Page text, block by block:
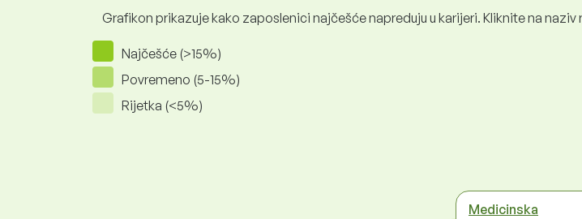
Grafikon prikazuje kako zaposlenici najčešće napreduju u karijeri. Kliknite na
Najčešće (>15%)
Povremeno (5-15%)
Rijetka (<5%)
Medicinska